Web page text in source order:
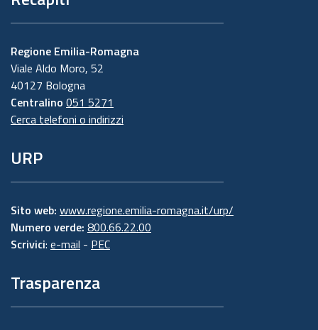
Regione Emilia-Romagna
Viale Aldo Moro, 52
40127 Bologna
Centralino 051 5271
Cerca telefoni o indirizzi
URP
Sito web: www.regione.emilia-romagna.it/urp/
Numero verde: 800.66.22.00
Scrivici: e-mail - PEC
Trasparenza